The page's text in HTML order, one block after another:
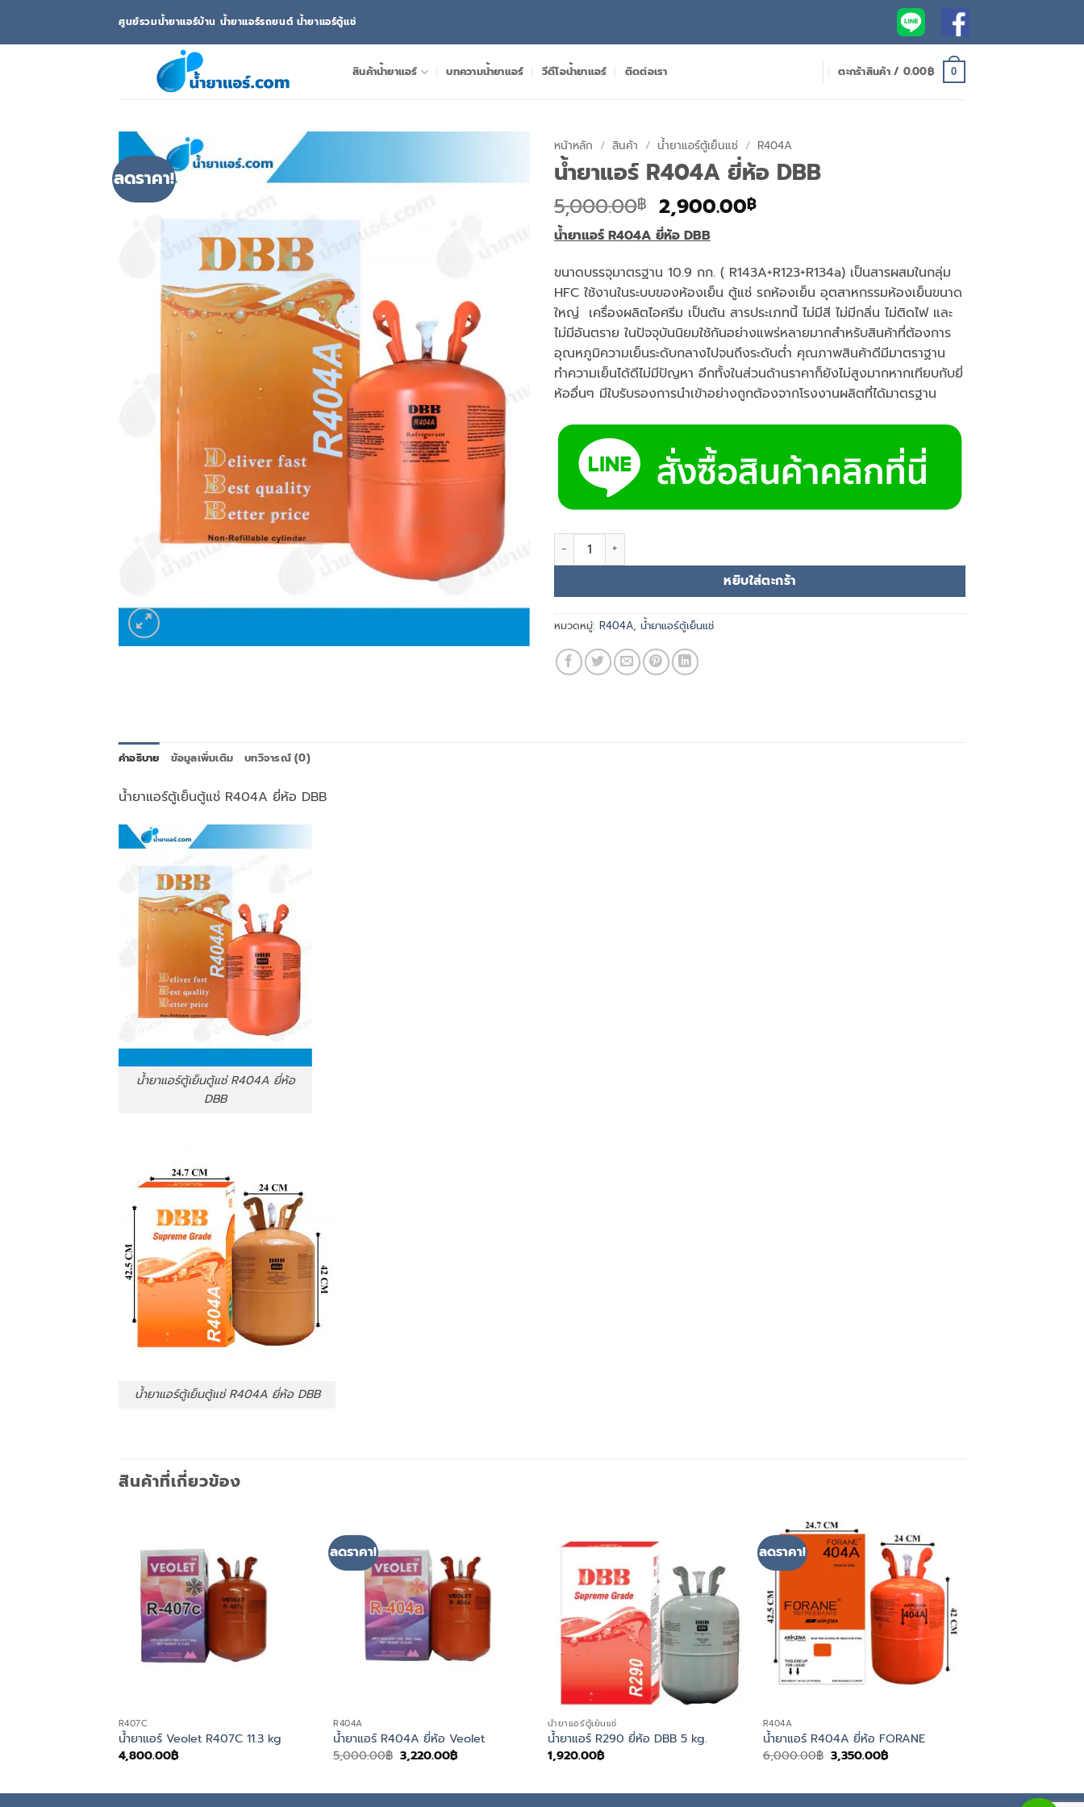
ยัง
ศูนย์รวมน้ำยาแอร์บ้าน น้ำยาแอร์รถยนต์ น้ำยาแอร์ตู้แช่
สินค้าน้ำยาแอร์ บทความน้ำยาแอร์ วีดีโอน้ำยาแอร์ ติดต่อเรา ตะกร้าสินค้า / 0.00฿ 0
ลดราคา!
หน้าหลัก / สินค้า / น้ำยาแอร์ตู้เย็นแช่ / R404A
น้ำยาแอร์ R404A ยี่ห้อ DBB
5,000.00฿ Original
price
was:
5,000.00฿.
2,900.00฿Current
2,900.00฿.
น้ำยาแอร์R404A ยี่ห้อ DBB
ขนาดบรรจุมาตรฐาน 10.9 กก. ( R143A+R123+R134a) เป็นสารผสมในกลุ่ม
HFC ใช้งานในระบบของห้องเย็น ตู้แช่ รถห้องเย็น อุตสาหกรรมห้องเย็นขนาด
ใหญ่ เครื่องผลิตไอศรีม เป็นต้น สารประเภทนี้ ไม่มีสี ไม่มีกลิ่น ไม่ติดไฟ และ
ไม่มีอันตราย ในปัจจุบันนิยมใช้กันอย่างแพร่หลายมากสำหรับสินค้าที่ต้องการ
อุณหภูมิความเย็นระดับกลางไปจนถึงระดับต่ำ คุณภาพสินค้าดีมีมาตราฐาน
ทำความเย็นได้ดีไม่มีปัญหา อีกทั้งในส่วนด้านราคาก็ยังไม่สูงมากหากเทียบกับยี่
ห้ออื่นๆ มีใบรับรองการนำเข้าอย่างถูกต้องจากโรงงานผลิตที่ได้มาตรฐาน
จำนวน น้ำยาแอร์ R404A ยี่ห้อ DBB ชิ้น
หยิบใส่ตะกร้า
หมวดหมู่: R404A, น้ำยาแอร์ตู้เย็นแช่
คำอธิบาย ข้อมูลเพิ่มเติม บทวิจารณ์ (0)
น้ำยาแอร์ตู้เย็นตู้แช่ R404A ยี่ห้อ DBB
น้ำยาแอร์ตู้เย็นตู้แช่ R404A ยี่ห้อ
DBB
น้ำยาแอร์ตู้เย็นตู้แช่ R404A ยี่ห้อ DBB
สินค้าที่เกี่ยวข้อง
R407C
น้ำยาแอร์ Veolet R407C 11.3 kg
4,800.00฿
ลดราคา!
R404A
น้ำยาแอร์ R404A ยี่ห้อ Veolet
5,000.00฿ Original
price
3,220.00฿Current
น้ำยาแอร์ตู้เย็นแช่
น้ำยาแอร์ R290 ยี่ห้อ DBB 5 kg.
1,920.00฿
ลดราคา!
R404A
น้ำยาแอร์ R404A ยี่ห้อ FORANE
6,000.00฿ Original
price
3,350.00฿Current